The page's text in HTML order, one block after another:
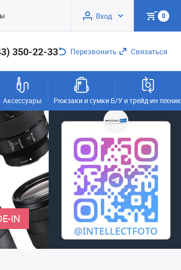
Вход 0
350-22-33 Перезвонить Связаться
Аксессуары Рюкзаки и сумки Б/У и трейд-ин
IN